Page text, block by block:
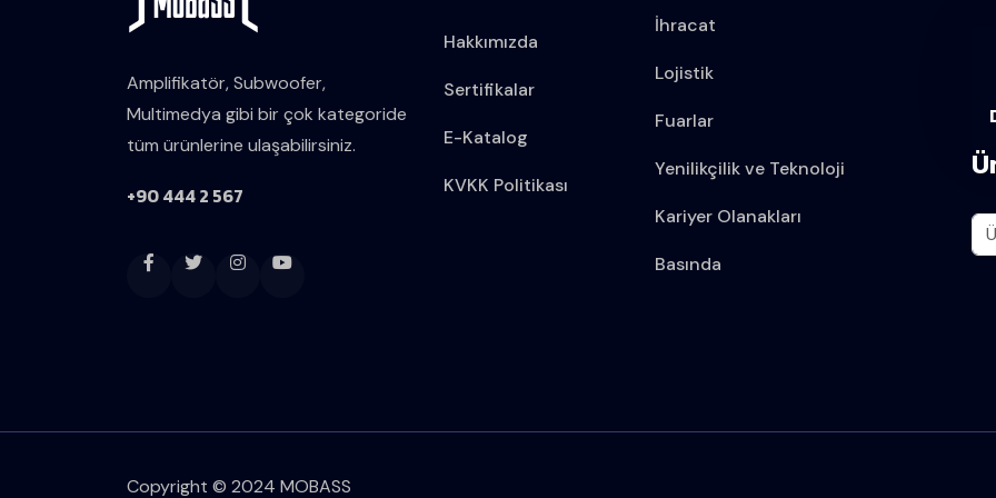
Amplifikatör, Subwoofer,
Multimedya gibi bir çok kategoride
tüm ürünlerine ulaşabilirsiniz.
+90 444 2 567
Hakkımızda
Sertifikalar
E-Katalog
KVKK Politikası
İhracat
Lojistik
Fuarlar
Yenilikçilik ve Teknoloji
Kariyer Olanakları
Basında
Copyright © 2024 MOBASS